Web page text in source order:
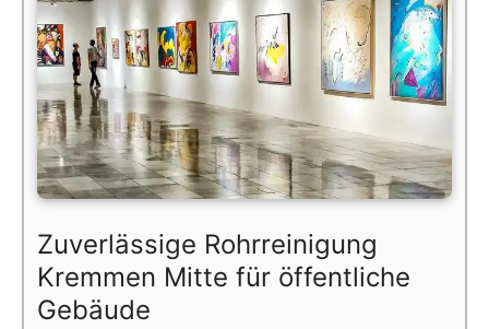
Zuverlässige Rohrreinigung
Kremmen Mitte für öffentliche
Gebäude